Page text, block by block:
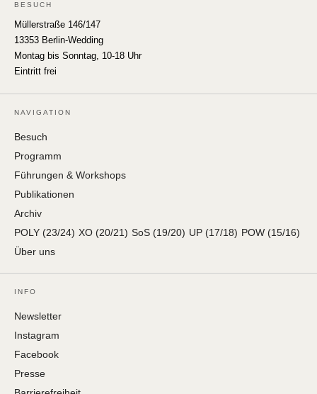
BESUCH
Müllerstraße 146/147
13353 Berlin-Wedding
Montag bis Sonntag, 10-18 Uhr
Eintritt frei
NAVIGATION
Besuch
Programm
Führungen & Workshops
Publikationen
Archiv
POLY (23/24) XO (20/21) SoS (19/20) UP (17/18) POW (15/16)
Über uns
INFO
Newsletter
Instagram
Facebook
Presse